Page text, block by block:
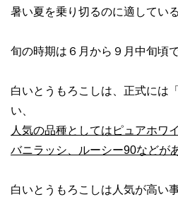
暑い夏を乗り切るのに適してい
旬の時期は６月から９月中旬頃で
白いとうもろこしは、正式には
い、
人気の品種としてはピュアホワ
バニラッシ、ルーシー90などが
白いとうもろこしは人気が高い